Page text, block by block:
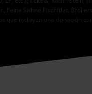
Feine Sahne Fischfilet,
que incluyen una donación